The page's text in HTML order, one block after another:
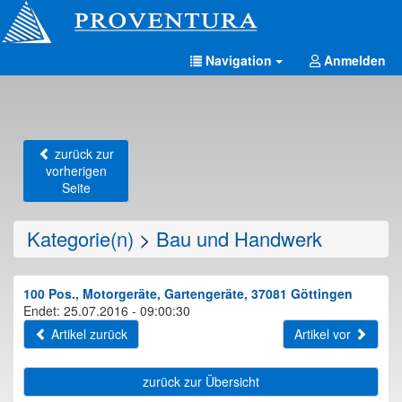
Navigation Anmelden
zurück zur
vorherigen
Seite
Kategorie(n) > Bau und Handwerk
100 Pos., Motorgeräte, Gartengeräte, 37081 Göttingen
Endet: 25.07.2016 - 09:00:30
Artikel zurück
Artikel vor
zurück zur Übersicht